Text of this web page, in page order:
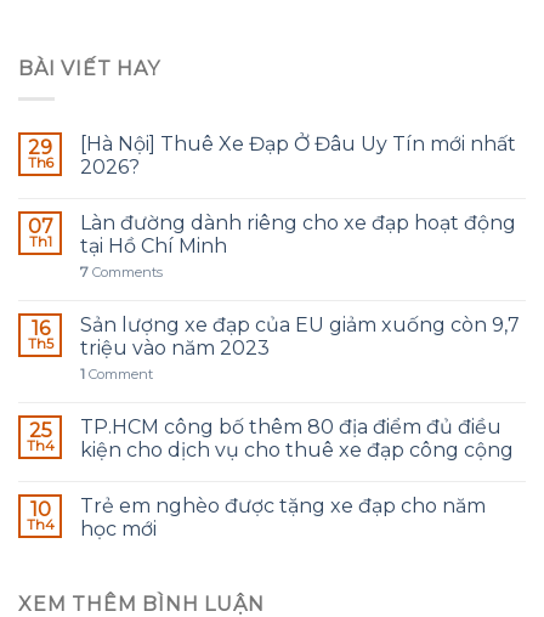
BÀI VIẾT HAY
29
Th6
[Hà Nội] Thuê Xe Đạp Ở Đâu Uy Tín mới nhất
2026?
07
Th1
Làn đường dành riêng cho xe đạp hoạt động
tại Hồ Chí Minh
7 Comments
16
Th5
Sản lượng xe đạp của EU giảm xuống còn 9,7
triệu vào năm 2023
1 Comment
25
Th4
TP.HCM công bố thêm 80 địa điểm đủ điều
kiện cho dịch vụ cho thuê xe đạp công cộng
10
Th4
Trẻ em nghèo được tặng xe đạp cho năm
học mới
XEM THÊM BÌNH LUẬN